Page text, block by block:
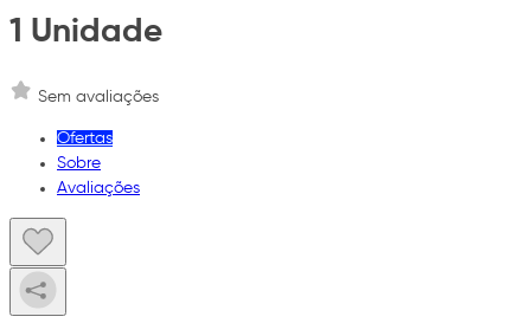
1 Unidade
Sem avaliações
Ofertas
Sobre
Avaliações